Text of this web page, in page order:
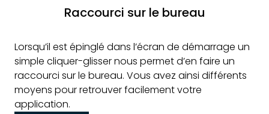
Raccourci sur le bureau
Lorsqu’il est épinglé dans l’écran de démarrage un
simple cliquer-glisser nous permet d’en faire un
raccourci sur le bureau. Vous avez ainsi différents
moyens pour retrouver facilement votre
application.